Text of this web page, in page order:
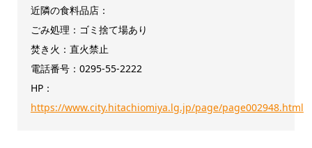
近隣の食料品店：
ごみ処理：ゴミ捨て場あり
焚き火：直火禁止
電話番号：0295‐55‐2222
HP：
https://www.city.hitachiomiya.lg.jp/page/page002948.html